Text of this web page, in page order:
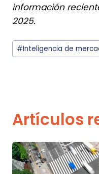
información
2025.
Etiquetas
de
#Inteligencia de
Artículos